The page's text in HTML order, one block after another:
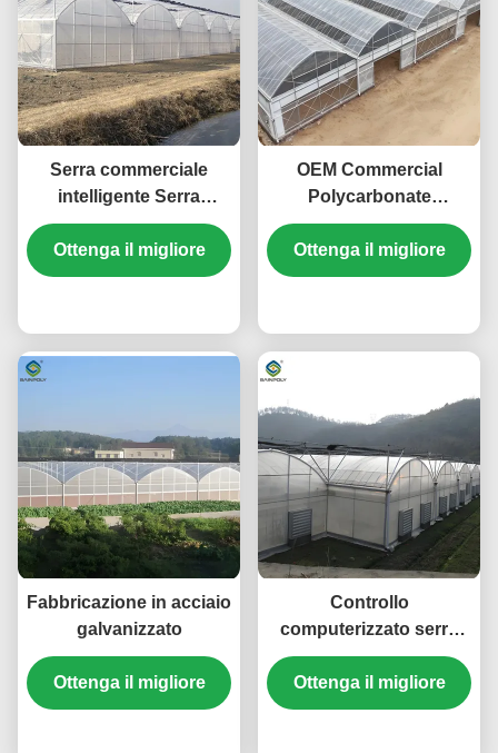
Serra commerciale
intelligente Serra
vegetale a scheletro
continuo
Ottenga il migliore
OEM Commercial
Polycarbonate
Greenhouse Kits Single
Span Greenhouse
Vegetable Seeding
Ottenga il migliore
Fabbricazione in acciaio
galvanizzato
Ottenga il migliore
Controllo
computerizzato serra
agricola vegetale in
crescita serra
dimensioni
Ottenga il migliore